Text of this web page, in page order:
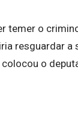
temer o
resguardar a
o